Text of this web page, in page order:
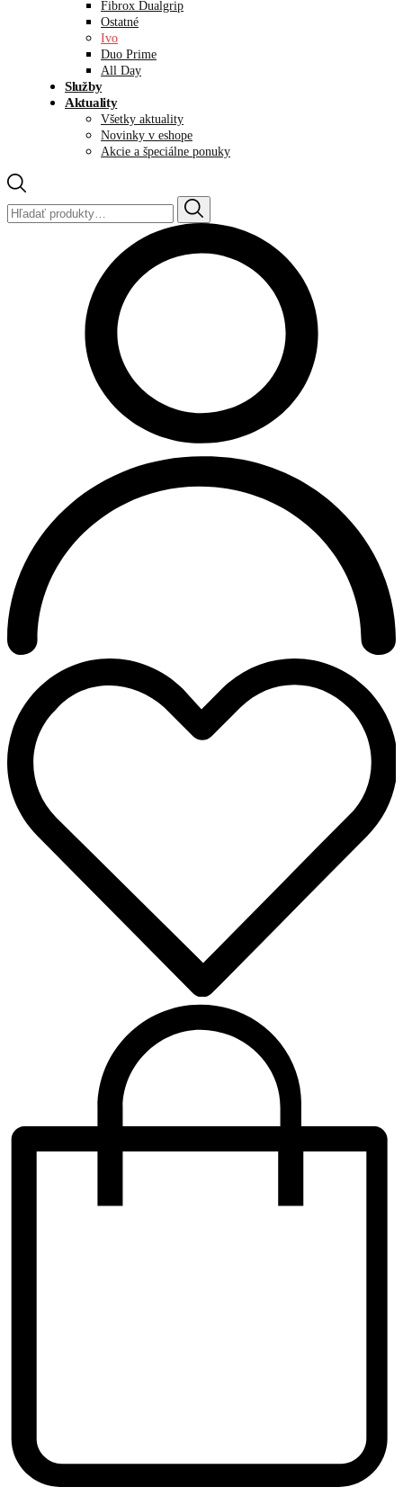
Fibrox Dualgrip
Ostatné
Ivo
Duo Prime
All Day
Služby
Aktuality
Všetky aktuality
Novinky v eshope
Akcie a špeciálne ponuky
Hľadať: